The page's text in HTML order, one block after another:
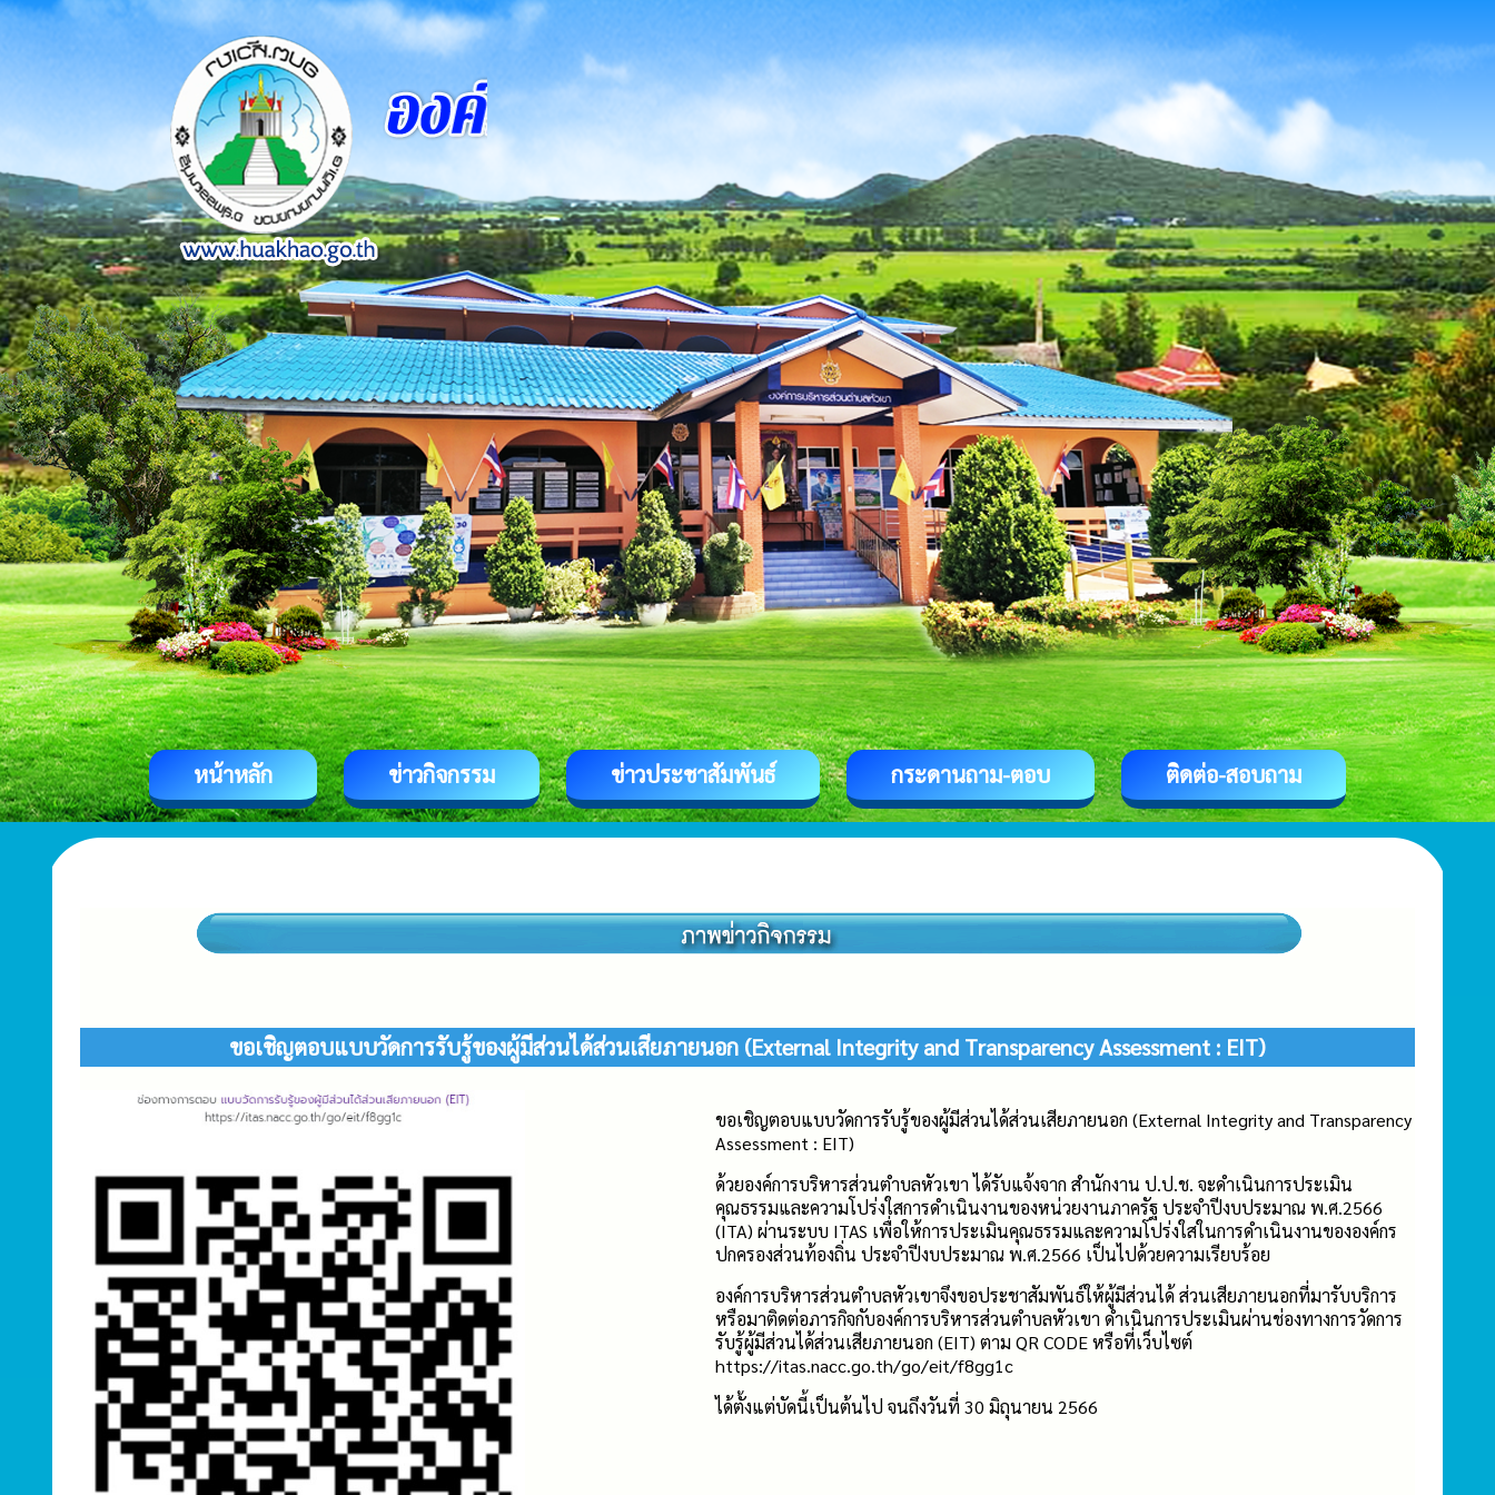
หน้าหลัก ข่าวกิจกรรม ข่าวประชาสัมพันธ์ กระดานถาม-ตอบ ติดต่อ-สอบถาม
ขอเชิญตอบแบบวัดการรับรู้ของผู้มีส่วนได้ส่วนเสียภายนอก (External Integrity and Transparency Assessment : EIT)
ขอเชิญตอบแบบวัดการรับรู้ของผู้มีส่วนได้ส่วนเสียภายนอก (External Integrity and Transparency
Assessment : EIT)
ด้วยองค์การบริหารส่วนตำบลหัวเขา ได้รับแจ้งจาก สำนักงาน ป.ป.ช. จะดำเนินการประเมิน
คุณธรรมและความโปร่งใสการดำเนินงานของหน่วยงานภาครัฐ ประจำปีงบประมาณ พ.ศ.2566
(ITA) ผ่านระบบ ITAS เพื่อให้การประเมินคุณธรรมและความโปร่งใสในการดำเนินงานขององค์กร
ปกครองส่วนท้องถิ่น ประจำปีงบประมาณ พ.ศ.2566 เป็นไปด้วยความเรียบร้อย
องค์การบริหารส่วนตำบลหัวเขาจึงขอประชาสัมพันธ์ให้ผู้มีส่วนได้ ส่วนเสียภายนอกที่มารับบริการ
หรือมาติดต่อภารกิจกับองค์การบริหารส่วนตำบลหัวเขา ดำเนินการประเมินผ่านช่องทางการวัดการ
รับรู้ผู้มีส่วนได้ส่วนเสียภายนอก (EIT) ตาม QR CODE หรือที่เว็บไซต์
https://itas.nacc.go.th/go/eit/f8gg1c
ได้ตั้งแต่บัดนี้เป็นต้นไป จนถึงวันที่ 30 มิถุนายน 2566